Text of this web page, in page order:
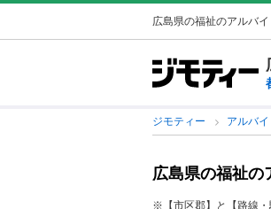
広島県の福祉のアルバ
ジモティー アルバイ
広島県の福祉の
※【市区郡】と【路線・